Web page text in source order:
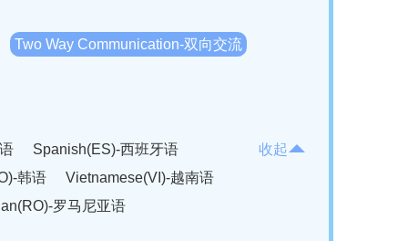
Two Way Communication-双向交流
Spanish(ES)-西班牙语
韩语
Vietnamese(VI)-越南语
罗马尼亚语
收起